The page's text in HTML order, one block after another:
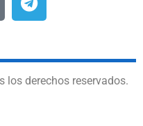
los derechos reservados.